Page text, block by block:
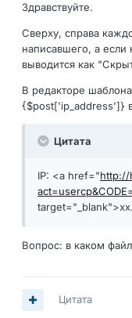
Здравствуйте.
Сверху, справа
написавшего, а
выводится как
В редакторе
{$post['ip_address']}
Цитата
IP: <a href="http://
Вопрос: в каком
Цитата